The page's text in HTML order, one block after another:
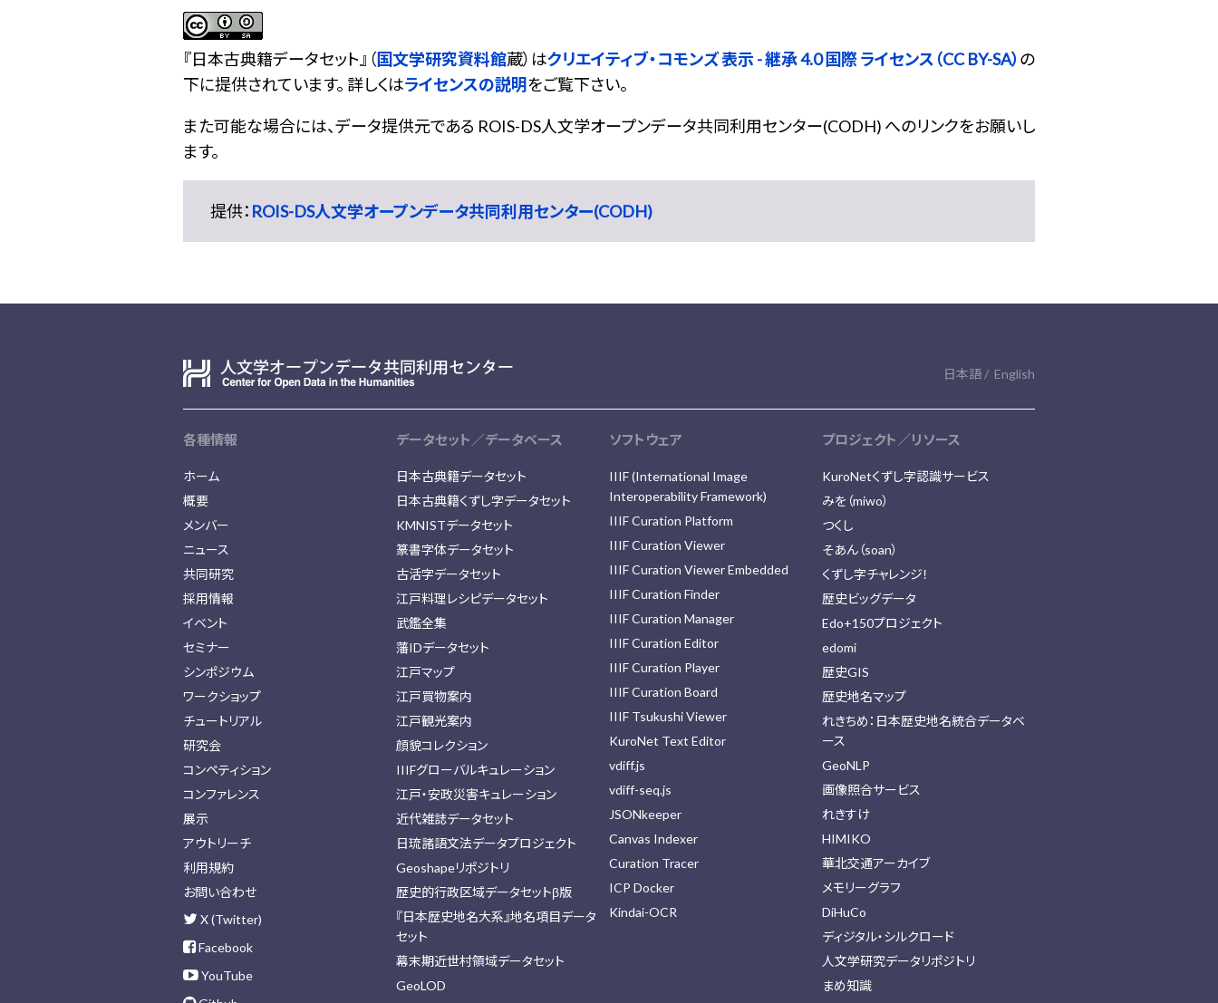
『日本古典籍データセット』（国文学研究資料館蔵）はクリエイティブ・コモンズ 表示 - 継承 4.0 国際 ライセンス（CC BY-SA） の
下に提供されています。 詳しくはライセンスの説明をご覧下さい。
また可能な場合には、データ提供元である ROIS-DS人文学オープンデータ共同利用センター(CODH) へのリンクをお願いし
ます。
提供： ROIS-DS人文学オープンデータ共同利用センター(CODH)
日本語 English
各種情報
ホーム
概要
メンバー
ニュース
共同研究
採用情報
イベント
セミナー
シンポジウム
ワークショップ
チュートリアル
研究会
コンペティション
コンファレンス
展示
アウトリーチ
利用規約
お問い合わせ
X (Twitter)
Facebook
YouTube
データセット／データベース
日本古典籍データセット
日本古典籍くずし字データセット
KMNISTデータセット
篆書字体データセット
古活字データセット
江戸料理レシピデータセット
武鑑全集
藩IDデータセット
江戸マップ
江戸買物案内
江戸観光案内
顔貌コレクション
IIIFグローバルキュレーション
江戸・安政災害キュレーション
近代雑誌データセット
日琉諸語文法データプロジェクト
Geoshapeリポジトリ
歴史的行政区域データセットβ版
『日本歴史地名大系』地名項目データ
セット
幕末期近世村領域データセット
GeoLOD
ソフトウェア
IIIF (International Image
Interoperability Framework)
IIIF Curation Platform
IIIF Curation Viewer
IIIF Curation Viewer Embedded
IIIF Curation Finder
IIIF Curation Manager
IIIF Curation Editor
IIIF Curation Player
IIIF Curation Board
IIIF Tsukushi Viewer
KuroNet Text Editor
vdiff.js
vdiff-seq.js
JSONkeeper
Canvas Indexer
Curation Tracer
ICP Docker
Kindai-OCR
プロジェクト／リソース
KuroNetくずし字認識サービス
みを（miwo）
つくし
そあん（soan）
くずし字チャレンジ！
歴史ビッグデータ
Edo+150プロジェクト
edomi
歴史GIS
歴史地名マップ
れきちめ：日本歴史地名統合データベ
ース
GeoNLP
画像照合サービス
れきすけ
HIMIKO
華北交通アーカイブ
メモリーグラフ
DiHuCo
ディジタル・シルクロード
人文学研究データリポジトリ
まめ知識